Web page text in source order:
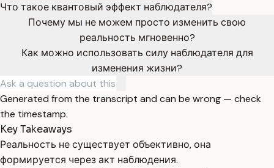
Что такое квантовый эффект наблюдателя?
Почему мы не можем просто изменить свою
реальность мгновенно?
Как можно использовать силу наблюдателя для
изменения жизни?
Generated from the transcript and can be wrong — check
the timestamp.
Key Takeaways
Реальность не существует объективно, она
формируется через акт наблюдения.